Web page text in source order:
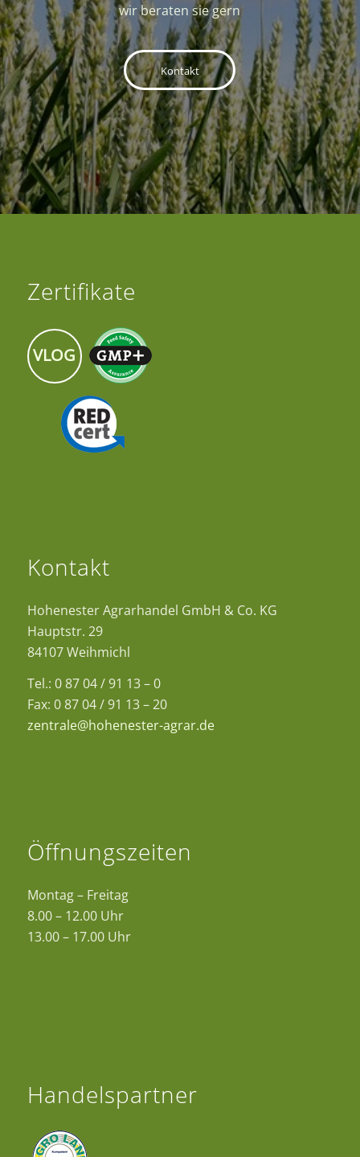
wir beraten sie gern
Kontakt
Zertifikate
VLOG
Kontakt
Hohenester Agrarhandel GmbH & Co. KG
Hauptstr. 29
84107 Weihmichl
Tel.: 0 87 04 / 91 13 – 0
Fax: 0 87 04 / 91 13 – 20
zentrale@hohenester-agrar.de
Öffnungszeiten
Montag – Freitag
8.00 – 12.00 Uhr
13.00 – 17.00 Uhr
Handelspartner